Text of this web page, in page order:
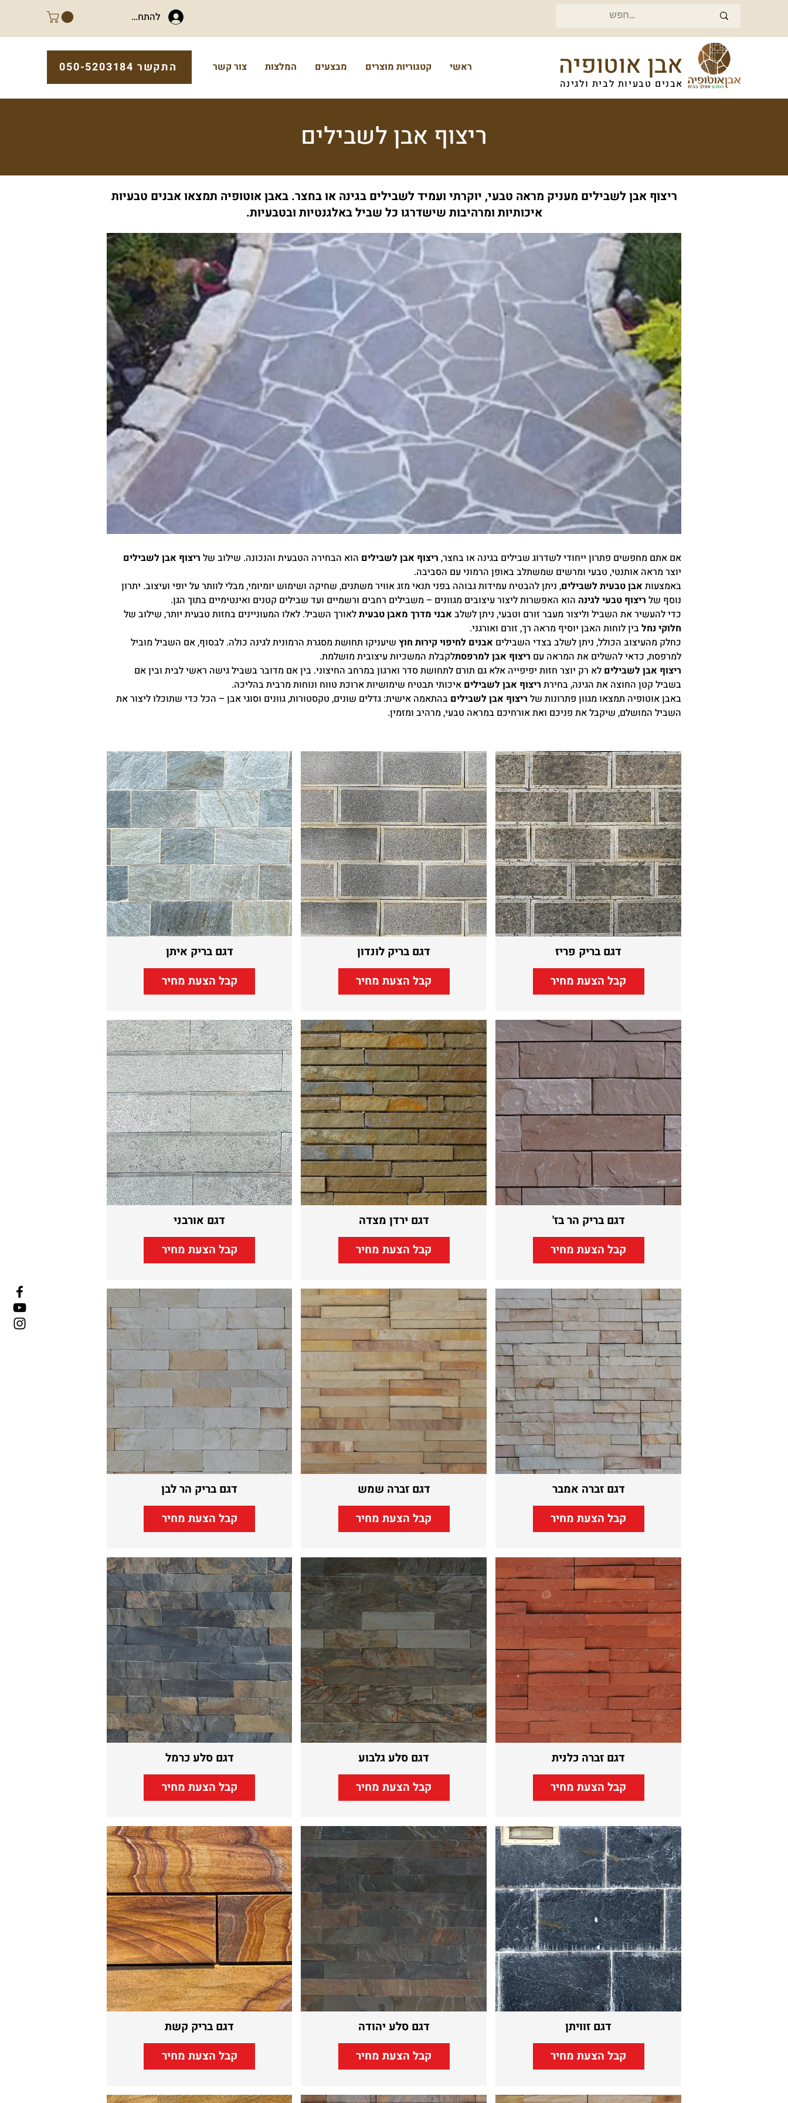
להתחברות
התקשר 050-5203184 ראשי קטגוריות מוצרים מבצעים המלצות צור קשר אבן אוטופיה
אבנים טבעיות לבית ולגינה
ריצוף אבן לשבילים
ריצוף אבן לשבילים מעניק מראה טבעי, יוקרתי ועמיד לשבילים בגינה או בחצר. באבן אוטופיה תמצאו אבנים טבעיות
איכותיות ומרהיבות שישדרגו כל שביל באלגנטיות ובטבעיות.
אם אתם מחפשים פתרון ייחודי לשדרוג שבילים בגינה או בחצר, ריצוף אבן לשבילים הוא הבחירה הטבעית והנכונה. שילוב של ריצוף אבן לשבילים
יוצר מראה אותנטי, טבעי ומרשים שמשתלב באופן הרמוני עם הסביבה.
באמצעות אבן טבעית לשבילים, ניתן להבטיח עמידות גבוהה בפני תנאי מזג אוויר משתנים, שחיקה ושימוש יומיומי, מבלי לוותר על יופי ועיצוב. יתרון
נוסף של ריצוף טבעי לגינה הוא האפשרות ליצור עיצובים מגוונים – משבילים רחבים ורשמיים ועד שבילים קטנים ואינטימיים בתוך הגן.
כדי להעשיר את השביל וליצור מעבר זורם וטבעי, ניתן לשלב אבני מדרך מאבן טבעיתלאורך השביל. לאלו המעוניינים בחזות טבעית יותר, שילוב של
חלוקי נחלבין לוחות האבן יוסיף מראה רך, זורם ואורגני.
כחלק מהעיצוב הכולל, ניתן לשלב בצדי השבילים אבנים לחיפוי קירות חוץ שיעניקו תחושת מסגרת הרמונית לגינה כולה. לבסוף, אם השביל מוביל
למרפסת, כדאי להשלים את המראה עם ריצוף אבן למרפסתלקבלת המשכיות עיצובית מושלמת.
ריצוף אבן לשבילים לא רק יוצר חזות יפיפייה אלא גם תורם לתחושת סדר וארגון במרחב החיצוני. בין אם מדובר בשביל גישה ראשי לבית ובין אם
בשביל קטן החוצה את הגינה, בחירת ריצוף אבן לשבילים איכותי תבטיח שימושיות ארוכת טווח ונוחות מרבית בהליכה.
באבן אוטופיה תמצאו מגוון פתרונות של ריצוף אבן לשבילים בהתאמה אישית: גדלים שונים, טקסטורות, גוונים וסוגי אבן – הכל כדי שתוכלו ליצור את
השביל המושלם, שיקבל את פניכם ואת אורחיכם במראה טבעי, מרהיב ומזמין.
דגם בריק פריז
קבל הצעת מחיר
דגם בריק לונדון
קבל הצעת מחיר
דגם בריק איתן
קבל הצעת מחיר
דגם בריק הר בז'
קבל הצעת מחיר
דגם ירדן מצדה
קבל הצעת מחיר
דגם אורבני
קבל הצעת מחיר
דגם זברה אמבר
קבל הצעת מחיר
דגם זברה שמש
קבל הצעת מחיר
דגם בריק הר לבן
קבל הצעת מחיר
דגם זברה כלנית
קבל הצעת מחיר
דגם סלע גלבוע
קבל הצעת מחיר
דגם סלע כרמל
קבל הצעת מחיר
דגם זוויתן
קבל הצעת מחיר
דגם סלע יהודה
קבל הצעת מחיר
דגם בריק קשת
קבל הצעת מחיר